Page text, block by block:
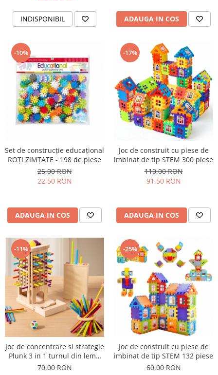
INDISPONIBIL ADAUGA IN COS
-10%
Set de construcţie educaţional
ROŢI ZIMŢATE - 198 de piese
25,00 RON
22,50 RON
ADAUGA IN COS
-17%
Joc de construit cu piese de
imbinat de tip STEM 300 piese
110,00 RON
91,50 RON
ADAUGA IN COS
-11%
Joc de concentrare si strategie
Plunk 3 in 1 turnul din lemn
cu betisoare si bile colorate
70,00 RON
-25%
Joc de construit cu piese de
imbinat de tip STEM 132 piese
60,00 RON